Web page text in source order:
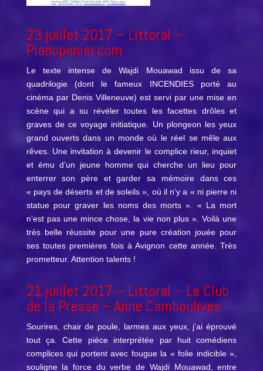
23 juillet 2017 – Littoral –
Pianopanier.com
Le texte intense de Wajdi Mouawad issu de sa
quadrilogie (dont le fameux INCENDIES porté au
cinéma par Denis Villeneuve) est servi par une mise en
scène qui a su révéler toutes les facettes drôles et
graves de ce voyage initiatique. Un plongeon les yeux
grand ouverts dans un monde où le réel se mêle aux
rêves. Une invitation à devenir le complice rieur, inquiet
et ému d’un jeune homme qui cherche un lieu pour
enterrer son père et garder sa mémoire dans ces
« pays de déserts et de soleils », où il n’y a « ni pierre ni
statue pour graver les noms des morts ». « La mort
n’est pas une mince chose, la vie non plus ». Voilà une
très belle réussite pour une pure création jouée pour
ses toutes premières fois à Avignon cette année. Très
prometteur. Attention talents !
21 juillet 2017 – Littoral – Le Club
de la Presse – Anne Camboulives
Sourires, chair de poule, larmes aux yeux, j’ai éprouvé
tout ça. Cette pièce interprétée par huit comédiens
complices qui portent avec fougue la « folie indicible »,
souligne la force du verbe de Wajdi Mouawad, entre